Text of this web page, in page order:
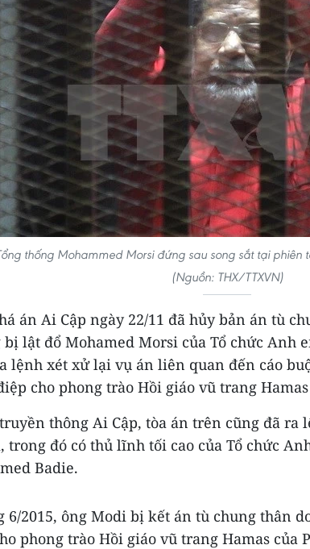
thống Mohammed Morsi đứng sau song sắt tại
(Nguồn: THX/TTXVN)
án Ai Cập ngày 22/11 đã hủy bản án tù
bị lật đổ Mohamed Morsi của Tổ chức Anh
lệnh xét xử lại vụ án liên quan đến cáo
cho phong trào Hồi giáo vũ trang
thông Ai Cập, tòa án trên cũng đã ra
trong đó có thủ lĩnh tối cao của Tổ chức
Badie.
6/2015, ông Modi bị kết án tù chung thân
phong trào Hồi giáo vũ trang Hamas của